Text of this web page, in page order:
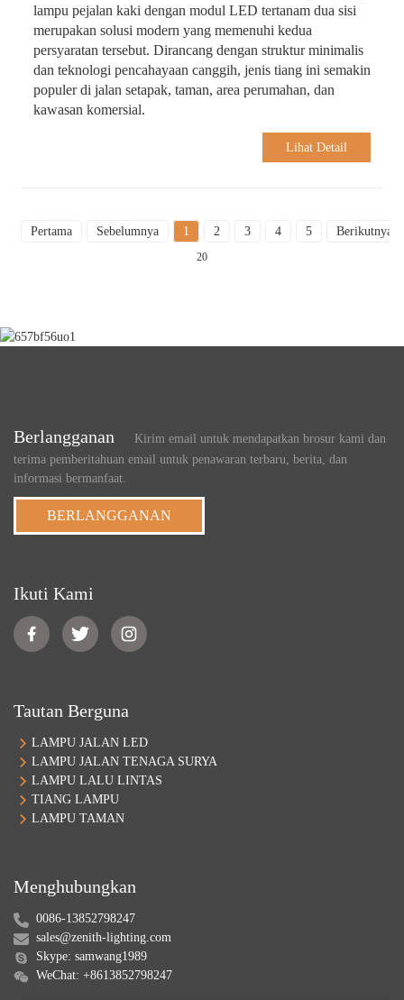
lampu pejalan kaki dengan modul LED tertanam dua sisi
merupakan solusi modern yang memenuhi kedua
persyaratan tersebut. Dirancang dengan struktur minimalis
dan teknologi pencahayaan canggih, jenis tiang ini semakin
populer di jalan setapak, taman, area perumahan, dan
kawasan komersial.
Lihat Detail
Pertama Sebelumnya 1 2 3 4 5 Berikutnya
20
Berlangganan
Kirim email untuk mendapatkan brosur kami dan
terima pemberitahuan email untuk penawaran terbaru, berita, dan
informasi bermanfaat.
BERLANGGANAN
Ikuti Kami
Tautan Berguna
LAMPU JALAN LED
LAMPU JALAN TENAGA SURYA
LAMPU LALU LINTAS
TIANG LAMPU
LAMPU TAMAN
Menghubungkan
0086-13852798247
sales@zenith-lighting.com
Skype: samwang1989
WeChat: +8613852798247